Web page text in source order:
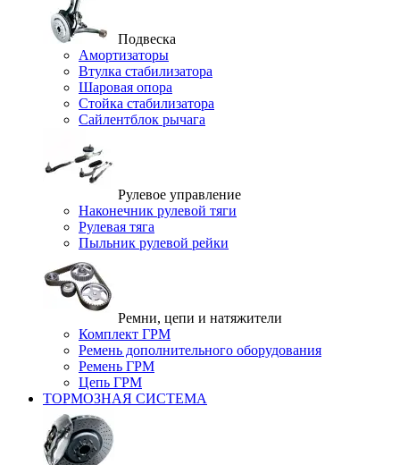
Подвеска
Амортизаторы
Втулка стабилизатора
Шаровая опора
Стойка стабилизатора
Сайлентблок рычага
Рулевое управление
Наконечник рулевой тяги
Рулевая тяга
Пыльник рулевой рейки
Ремни, цепи и натяжители
Комплект ГРМ
Ремень дополнительного оборудования
Ремень ГРМ
Цепь ГРМ
ТОРМОЗНАЯ СИСТЕМА